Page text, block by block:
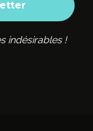
indésirables !